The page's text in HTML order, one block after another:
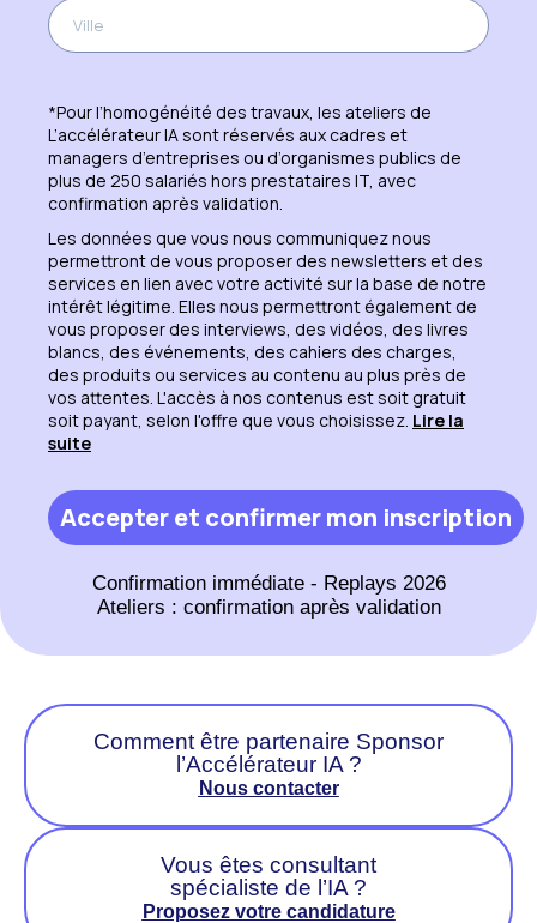
*Pour l’homogénéité des travaux, les ateliers de
L’accélérateur IA sont réservés aux cadres et
managers d’entreprises ou d’organismes publics de
plus de 250 salariés hors prestataires IT, avec
confirmation après validation.
Les données que vous nous communiquez nous
permettront de vous proposer des newsletters et des
services en lien avec votre activité sur la base de notre
intérêt légitime. Elles nous permettront également de
vous proposer des interviews, des vidéos, des livres
blancs, des événements, des cahiers des charges,
des produits ou services au contenu au plus près de
vos attentes. L'accès à nos contenus est soit gratuit
soit payant, selon l'offre que vous choisissez. Lire la
suite
Confirmation immédiate - Replays 2026
Ateliers : confirmation après validation
Comment être partenaire Sponsor
l’Accélérateur IA ?
Nous contacter
Vous êtes consultant
spécialiste de l’IA ?
Proposez votre candidature